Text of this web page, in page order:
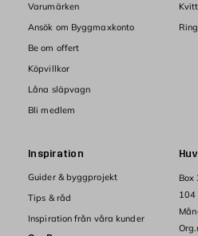
Box
104
Varumärken
Ansök om Byggmaxkonto
Be om offert
Köpvillkor
Låna släpvagn
Bli medlem
Inspiration
Guider & byggprojekt
Tips & råd
Inspiration från våra kunder